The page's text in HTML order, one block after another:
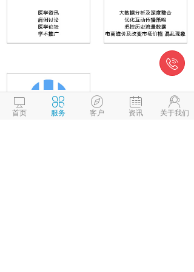

首页

服务

客户

资讯

关于我们
